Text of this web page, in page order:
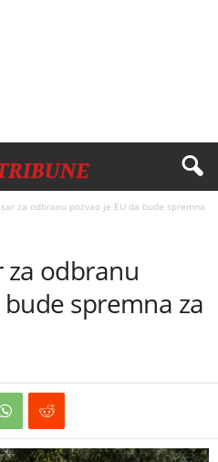
za odbranu pozvao je EU da bude spremna
za odbranu
spremna za